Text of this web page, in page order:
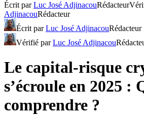
Écrit parLuc José AdjinacouRédacteur
AdjinacouRédacteur
Écrit parLuc José AdjinacouRédacteur
Vérifié parLuc José Adjinacou
Le capital-risque
s’écroule en 2025 :
comprendre ?